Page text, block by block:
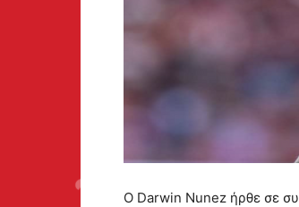
Ο Darwin Nunez ήρθε σε